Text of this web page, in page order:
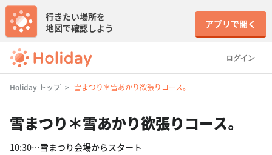
ログイン
行きたい場所を
地図で確認しよう
アプリで開く
Holiday トップ 雪まつり＊雪あかり欲張りコース。
雪まつり＊雪あかり欲張りコース。
10:30…雪まつり会場からスタート